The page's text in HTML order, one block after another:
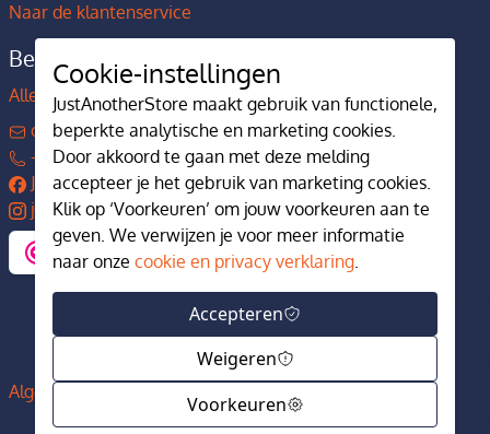
Naar de klantenservice
Bedrijfsgegevens
Alles over JustAnotherStore
contact@justanotherstore.nl
+31 73 644 7405
JustAnotherStore
justanotherstore.nl
Algemene voorwaarden Privacy en cookiebeleid
Cookie-instellingen
JustAnotherStore maakt gebruik van functionele,
beperkte analytische en marketing cookies.
Door akkoord te gaan met deze melding
accepteer je het gebruik van marketing cookies.
Klik op ‘Voorkeuren’ om jouw voorkeuren aan te
geven. We verwijzen je voor meer informatie
naar onze cookie en privacy verklaring.
Accepteren
Weigeren
Voorkeuren